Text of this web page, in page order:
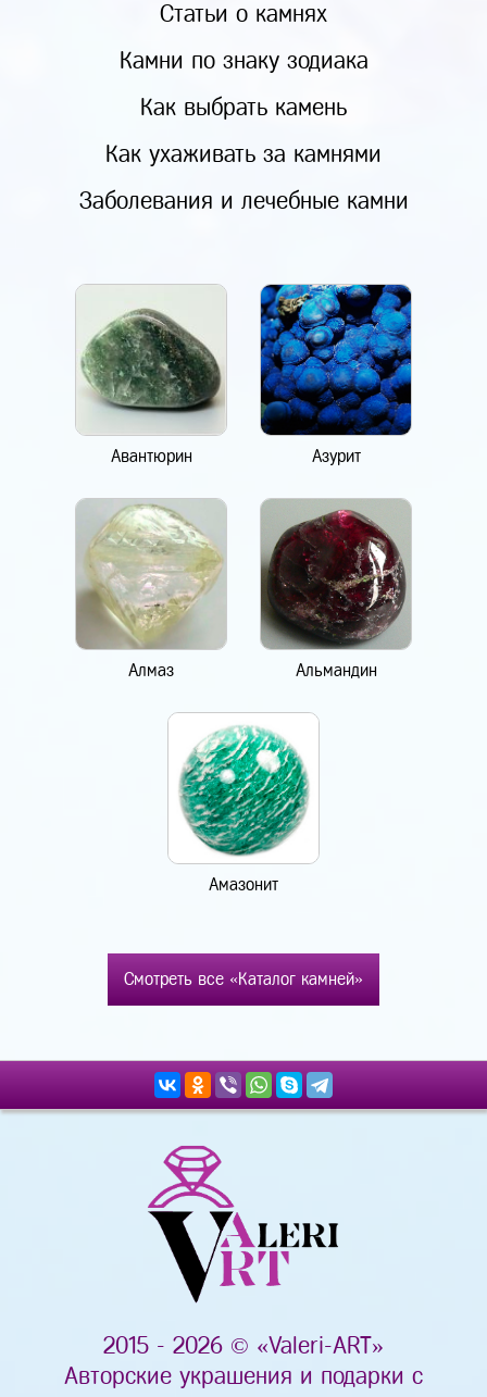
Статьи о камнях
Камни по знаку зодиака
Как выбрать камень
Как ухаживать за камнями
Заболевания и лечебные камни
Авантюрин Азурит
Алмаз Альмандин
Амазонит
Смотреть все «Каталог камней»
2015 - 2026 © «Valeri-ART»
Авторские украшения и подарки с